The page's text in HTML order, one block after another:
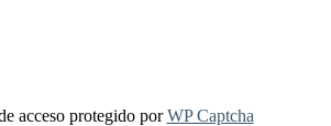
acceso protegido porWP Captcha